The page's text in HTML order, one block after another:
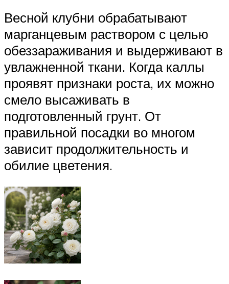
Весной клубни обрабатывают
марганцевым раствором с целью
обеззараживания и выдерживают в
увлажненной ткани. Когда каллы
проявят признаки роста, их можно
смело высаживать в
подготовленный грунт. От
правильной посадки во многом
зависит продолжительность и
обилие цветения.